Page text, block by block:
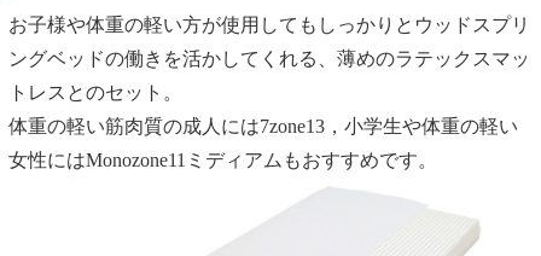
お子様や体重の軽い方が使用してもしっかりとウッドスプリ
ングベッドの働きを活かしてくれる、薄めのラテックスマッ
トレスとのセット。
体重の軽い筋肉質の成人には7zone13，小学生や体重の軽い
女性にはMonozone11ミディアムもおすすめです。